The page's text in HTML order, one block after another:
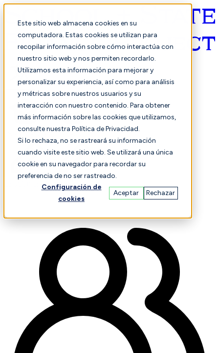
Este sitio web almacena cookies en su
computadora. Estas cookies se utilizan para
recopilar información sobre cómo interactúa con
nuestro sitio web y nos permiten recordarlo.
Utilizamos esta información para mejorar y
personalizar su experiencia, así como para análisis
y métricas sobre nuestros usuarios y su
interacción con nuestro contenido. Para obtener
más información sobre las cookies que utilizamos,
consulte nuestra Política de Privacidad.
Si lo rechaza, no se rastreará su información
cuando visite este sitio web. Se utilizará una única
cookie en su navegador para recordar su
preferencia de no ser rastreado.
Configuración de
cookies
Aceptar Rechazar
Español
Finanzas Actuación